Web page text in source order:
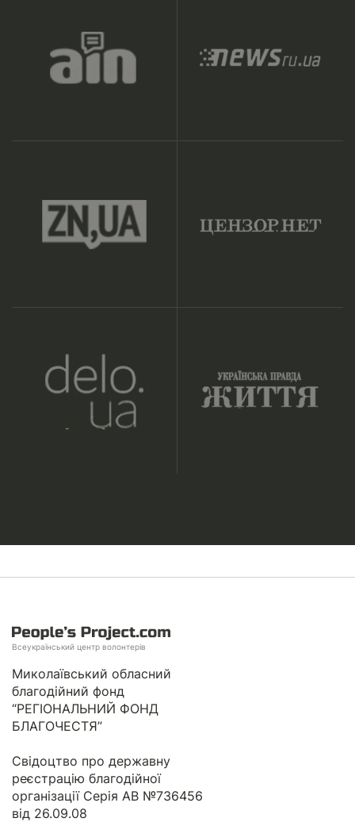
Всеукраїнський центр волонтерів
Миколаївський обласний
благодійний фонд
“РЕГІОНАЛЬНИЙ ФОНД
БЛАГОЧЕСТЯ”
Свідоцтво про державну
реєстрацію благодійної
організації Серія АВ №736456
від 26.09.08